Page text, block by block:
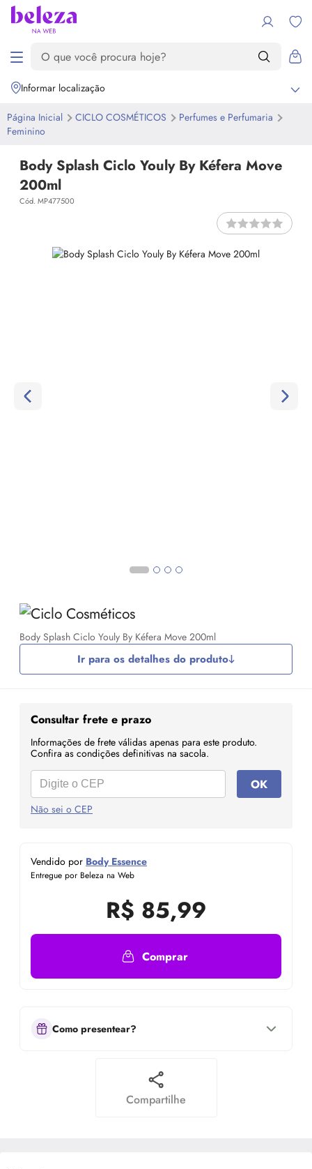
Informar localização
Página Inicial CICLO COSMÉTICOS
Perfumes e Perfumaria
Feminino
Body Splash Ciclo Youly By Kéfera Move
200ml
Cód. MP477500
Body Splash Ciclo Youly By Kéfera Move 200ml
Ir para os detalhes do produto
Consultar frete e prazo
Informações de frete válidas apenas para este produto.
Confira as condições definitivas na sacola.
OK
Não sei o CEP
Vendido por Body Essence
Entregue por Beleza na Web
R$ 85,99
Comprar
Como presentear?
Compartilhe